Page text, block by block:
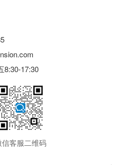
8:30-17:30
信客服二维码